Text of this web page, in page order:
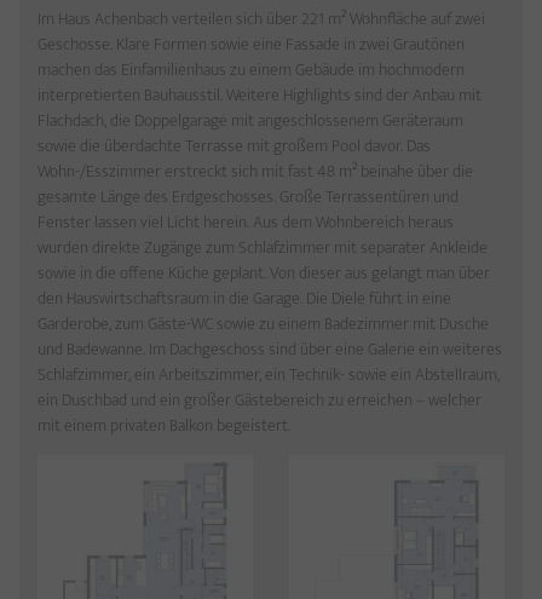
Im Haus Achenbach verteilen sich über 221 m² Wohnfläche auf zwei
Geschosse. Klare Formen sowie eine Fassade in zwei Grautönen
machen das Einfamilienhaus zu einem Gebäude im hochmodern
interpretierten Bauhausstil. Weitere Highlights sind der Anbau mit
Flachdach, die Doppelgarage mit angeschlossenem Geräteraum
sowie die überdachte Terrasse mit großem Pool davor. Das
Wohn-/Esszimmer erstreckt sich mit fast 48 m² beinahe über die
gesamte Länge des Erdgeschosses. Große Terrassentüren und
Fenster lassen viel Licht herein. Aus dem Wohnbereich heraus
wurden direkte Zugänge zum Schlafzimmer mit separater Ankleide
sowie in die offene Küche geplant. Von dieser aus gelangt man über
den Hauswirtschaftsraum in die Garage. Die Diele führt in eine
Garderobe, zum Gäste-WC sowie zu einem Badezimmer mit Dusche
und Badewanne. Im Dachgeschoss sind über eine Galerie ein weiteres
Schlafzimmer, ein Arbeitszimmer, ein Technik- sowie ein Abstellraum,
ein Duschbad und ein großer Gästebereich zu erreichen – welcher
mit einem privaten Balkon begeistert.